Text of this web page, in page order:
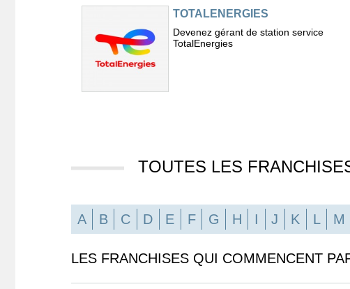
TOTALENERGIES
Devenez gérant de station service
TotalEnergies
TOUTES LES
A B C D E F G H I J K L M
LES FRANCHISES QUI COMMENCENT